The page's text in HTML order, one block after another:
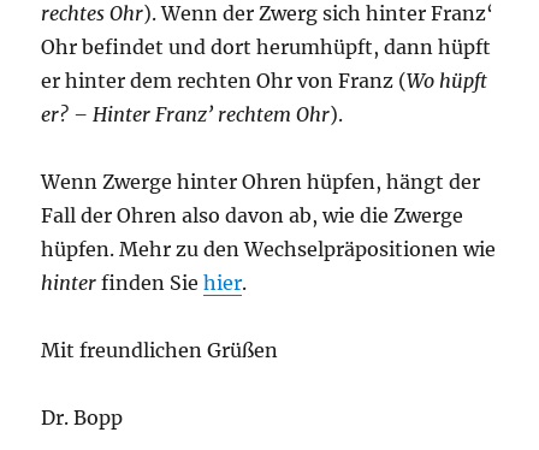
rechtes Ohr). Wenn der Zwerg sich hinter Franz‘
Ohr befindet und dort herumhüpft, dann hüpft
er hinter dem rechten Ohr von Franz (Wo hüpft
er? – Hinter Franz’ rechtem Ohr).
Wenn Zwerge hinter Ohren hüpfen, hängt der
Fall der Ohren also davon ab, wie die Zwerge
hüpfen. Mehr zu den Wechselpräpositionen wie
hinter finden Siehier.
Mit freundlichen Grüßen
Dr. Bopp